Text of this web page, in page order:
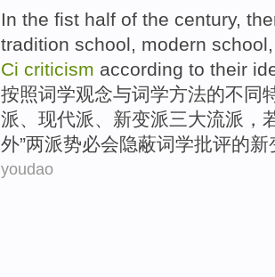
In the fist half of the century,
tradition school, modern
Ci criticism according to their
按照词学观念与词学方法的不同
派、 现代派、新变派三大流派 ，
外”两派势必会隐蔽词学批评的新
youdao